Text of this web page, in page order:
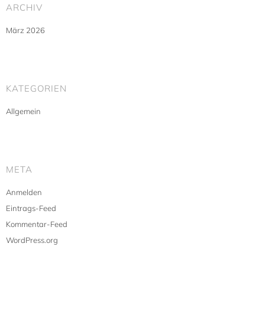
ARCHIV
März 2026
KATEGORIEN
Allgemein
META
Anmelden
Eintrags-Feed
Kommentar-Feed
WordPress.org